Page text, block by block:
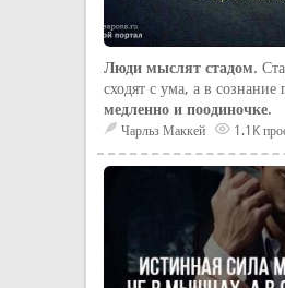
Люди мыслят стадом.
сходят с ума, а в сознание
медленно и поодиночке.
Чарльз Маккей 1.1K